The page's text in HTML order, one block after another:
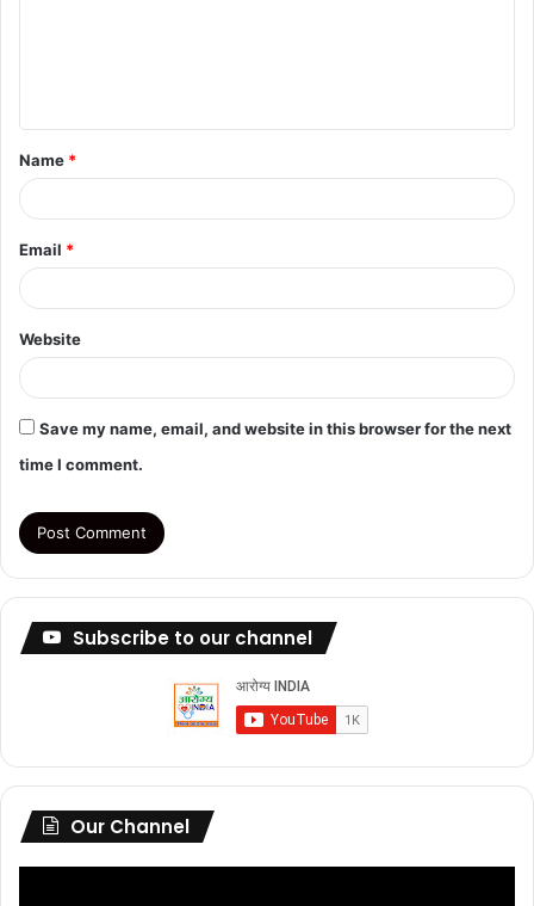
t
*
Name *
Email *
Website
Save my name, email, and website in this browser for the next
time I comment.
Subscribe to our channel
Our Channel